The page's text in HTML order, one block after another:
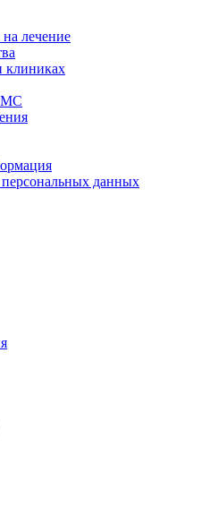
лечение
клиниках
данных